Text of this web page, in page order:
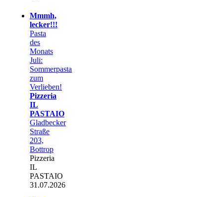
Mmmh,
lecker!!!
Pasta
des
Monats
Juli:
Sommerpasta
zum
Verlieben!
Pizzeria
IL
PASTAIO
Gladbecker
Straße
203,
Bottrop
Pizzeria
IL
PASTAIO
31.07.2026